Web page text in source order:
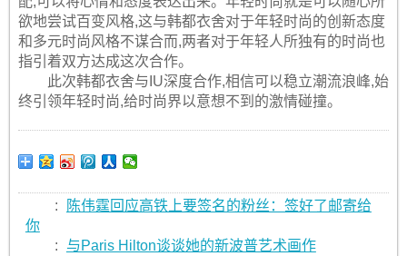
欲地尝试百变风格,这与韩都衣舍对于年轻时尚的创新态度
和多元时尚风格不谋合而,两者对于年轻人所独有的时尚也
指引着双方达成这次合作。
此次韩都衣舍与IU深度合作,相信可以稳立潮流浪峰,始
终引领年轻时尚,给时尚界以意想不到的激情碰撞。
:
陈伟霆回应高铁上要签名的粉丝：签好了邮寄给
你
:
与Paris Hilton谈谈她的新波普艺术画作